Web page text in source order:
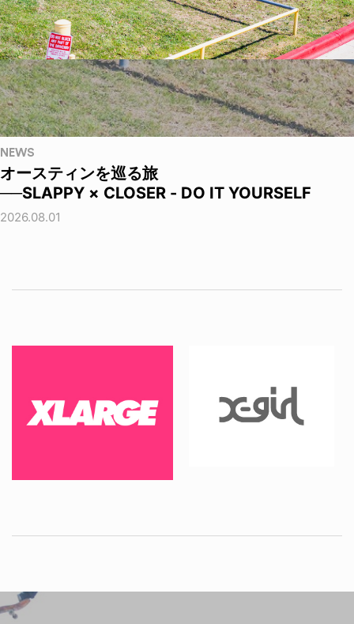
NEWS
オースティンを巡る旅
──SLAPPY × CLOSER - DO IT YOURSELF
2026.08.01